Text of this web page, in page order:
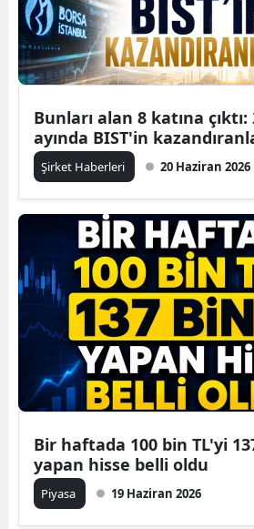
Bunları alan 8 katına
ayında BIST'in
Şirket Haberleri 20 Haziran 2026
Bir haftada 100 bin TL'yi
yapan hisse belli oldu
Piyasa 19 Haziran 2026